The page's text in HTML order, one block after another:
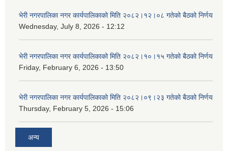
भेरी नगरपालिका नगर कार्यपालिकाको मिति २०८२।१२।०८ गतेको बैठको निर्णय
Wednesday, July 8, 2026 - 12:12
भेरी नगरपालिका नगर कार्यपालिकाको मिति २०८२।१०।१५ गतेको बैठको निर्णय
Friday, February 6, 2026 - 13:50
भेरी नगरपालिका नगर कार्यपालिकाको मिति २०८२।०९।२३ गतेको बैठको निर्णय
Thursday, February 5, 2026 - 15:06
अन्य